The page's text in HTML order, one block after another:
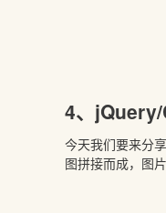
4、jQuery/
今天我们要来分
图拼接而成，图